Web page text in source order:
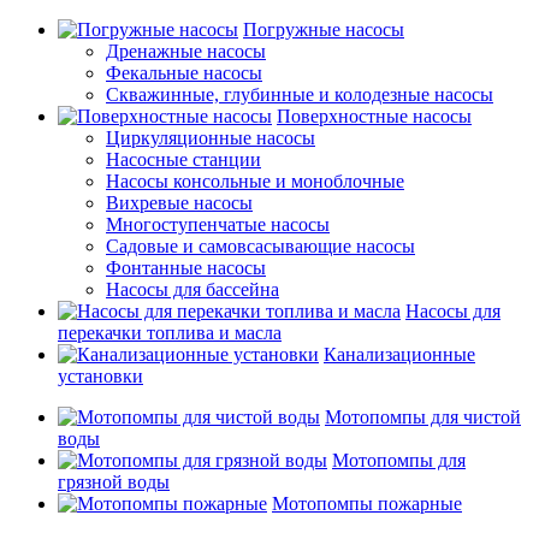
Погружные насосы
Дренажные насосы
Фекальные насосы
Скважинные, глубинные и колодезные насосы
Поверхностные насосы
Циркуляционные насосы
Насосные станции
Насосы консольные и моноблочные
Вихревые насосы
Многоступенчатые насосы
Садовые и самовсасывающие насосы
Фонтанные насосы
Насосы для бассейна
Насосы для
перекачки топлива и масла
Канализационные
установки
Мотопомпы для чистой
воды
Мотопомпы для
грязной воды
Мотопомпы пожарные